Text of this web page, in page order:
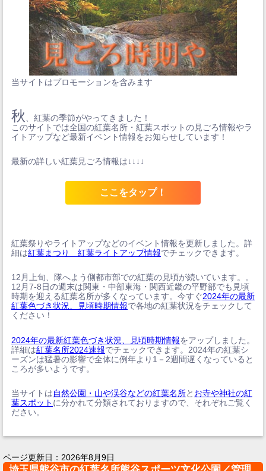
当サイトはプロモーションを含みます
秋
、紅葉の季節がやってきました！
このサイトでは全国の紅葉名所・紅葉スポットの見ごろ情報やラ
イトアップなど最新イベント情報をお知らせしています！
最新の詳しい紅葉見ごろ情報は↓↓↓↓
ここをタップ！
紅葉祭りやライトアップなどのイベント情報を更新しました。詳
細は紅葉まつり 紅葉ライトアップ情報でチェックできます。
12月上旬、隊へよう側都市部での紅葉の見頃が続いています。。
12月7-8日の週末は関東・中部東海・関西近畿の平野部でも見頃
時期を迎える紅葉名所が多くなっています。今すぐ2024年の最新
紅葉色づき状況、見頃時期情報で各地の紅葉状況をチェックして
ください！
2024年の最新紅葉色づき状況、見頃時期情報をアップしました。
詳細は紅葉名所2024速報でチェックできます。2024年の紅葉シ
ーズンは猛暑の影響で全体に例年より1－2週間遅くなっていると
ころが多いようです。
当サイトは自然公園・山や渓谷などの紅葉名所と お寺や神社の紅
葉スポット に分かれて分類されておりますので、それぞれご覧く
ださい。
ページ更新日： 2026年8月9日